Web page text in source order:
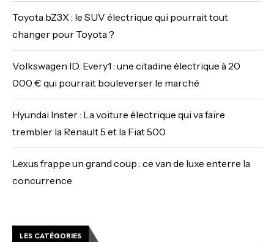
Toyota bZ3X : le SUV électrique qui pourrait tout
changer pour Toyota ?
Volkswagen ID. Every1 : une citadine électrique à 20
000 € qui pourrait bouleverser le marché
Hyundai Inster : La voiture électrique qui va faire
trembler la Renault 5 et la Fiat 500
Lexus frappe un grand coup : ce van de luxe enterre la
concurrence
LES CATÉGORIES